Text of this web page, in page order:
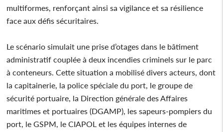
multiformes, renforçant ainsi sa vigilance et sa résilience
face aux défis sécuritaires.
Le scénario simulait une prise d’otages dans le bâtiment
administratif couplée à deux incendies criminels sur le parc
à conteneurs. Cette situation a mobilisé divers acteurs, dont
la capitainerie, la police spéciale du port, le groupe de
sécurité portuaire, la Direction générale des Affaires
maritimes et portuaires (DGAMP), les sapeurs-pompiers du
port, le GSPM, le CIAPOL et les équipes internes de